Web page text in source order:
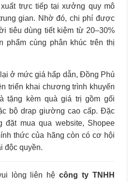
trực tiếp tại xưởng quy mô
gian. Nhờ đó, chi phí được
tiêu dùng tiết kiệm từ 20–30%
phẩm cùng phân khúc trên thị
ở mức giá hấp dẫn, Đồng Phú
triển khai chương trình khuyến
tặng kèm quà giá trị gồm gối
bộ drap giường cao cấp. Đặc
đặt mua qua website, Shopee
thức của hãng còn có cơ hội
độc quyền.
lòng liên hệcông ty TNHH